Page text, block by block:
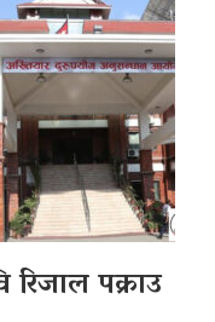
पक्राउ